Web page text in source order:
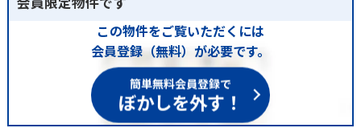
この物件をご覧いただくには
会員登録（無料）が必要です。
簡単無料会員登録で
ぼかしを外す！